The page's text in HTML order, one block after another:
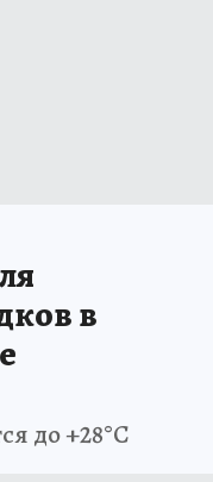
в
до +28°C